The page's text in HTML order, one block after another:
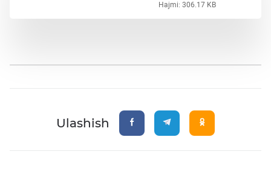
Hajmi: 306.17 KB
Ulashish